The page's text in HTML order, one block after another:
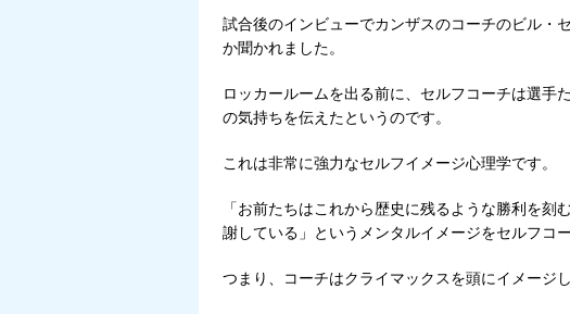
試合後のインビューでカンザスのコーチのビル・
か聞かれました。
ロッカールームを出る前に、セルフコーチは選手
の気持ちを伝えたというのです。
これは非常に強力なセルフイメージ心理学です。
「お前たちはこれから歴史に残るような勝利を
謝している」というメンタルイメージをセルフコ
つまり、コーチはクライマックスを頭にイメージ